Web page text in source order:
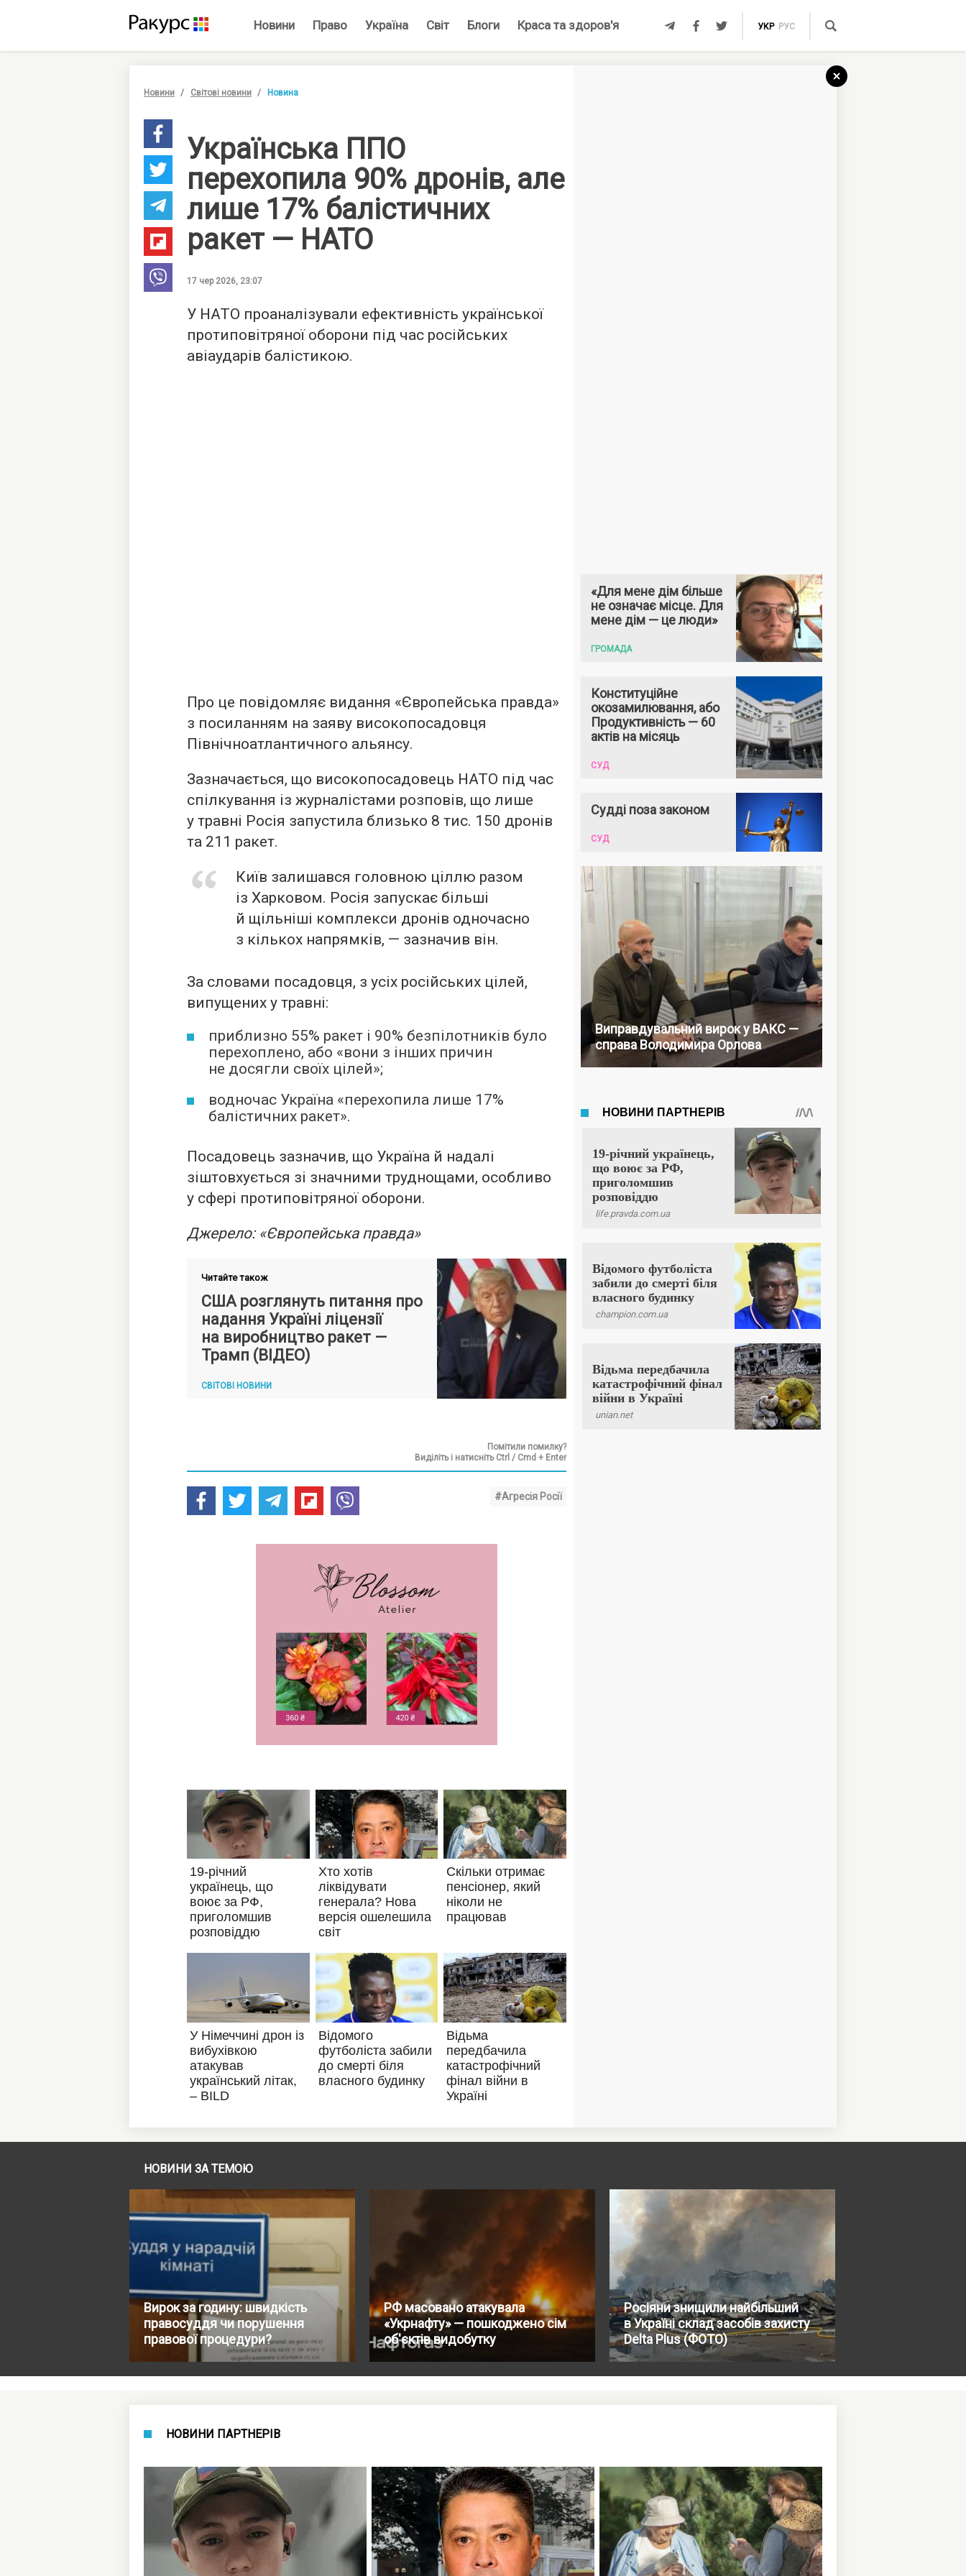
Новини Право Україна Світ Блоги Краса та здоров'я УКР РУС
Новини Світові новини Новина
Українська ППО
перехопила 90% дронів, але
лише 17% балістичних
ракет — НАТО
17 чер 2026, 23:07
У НАТО проаналізували ефективність української
протиповітряної оборони під час російських
авіаударів балістикою.
Про це повідомляє видання «Європейська правда»
з посиланням на заяву високопосадовця
Північноатлантичного альянсу.
Зазначається, що високопосадовець НАТО під час
спілкування із журналістами розповів, що лише
у травні Росія запустила близько 8 тис. 150 дронів
та 211 ракет.
Київ залишався головною ціллю разом
із Харковом. Росія запускає більші
й щільніші комплекси дронів одночасно
з кількох напрямків, — зазначив він.
За словами посадовця, з усіх російських цілей,
випущених у травні:
приблизно 55% ракет і 90% безпілотників було
перехоплено, або «вони з інших причин
не досягли своїх цілей»;
водночас Україна «перехопила лише 17%
балістичних ракет».
Посадовець зазначив, що Україна й надалі
зіштовхується зі значними труднощами, особливо
у сфері протиповітряної оборони.
Джерело: «Європейська правда»
Читайте також
США розглянуть питання про
надання Україні ліцензії
на виробництво ракет —
Трамп (ВІДЕО)
СВІТОВІ НОВИНИ
Помітили помилку?
Виділіть і натисніть Ctrl / Cmd + Enter
#Агресія Росії
«Для мене дім більше
не означає місце. Для
мене дім — це люди»
ГРОМАДА
Конституційне
окозамилювання, або
Продуктивність — 60
актів на місяць
СУД
Судді поза законом
СУД
Виправдувальний вирок у ВАКС —
справа Володимира Орлова
НОВИНИ ЗА ТЕМОЮ
Вирок за годину: швидкість
правосуддя чи порушення
правової процедури?
РФ масовано атакувала
«Укрнафту» — пошкоджено сім
об'єктів видобутку
Росіяни знищили найбільший
в Україні склад засобів захисту
Delta Plus (ФОТО)
НОВИНИ ПАРТНЕРІВ